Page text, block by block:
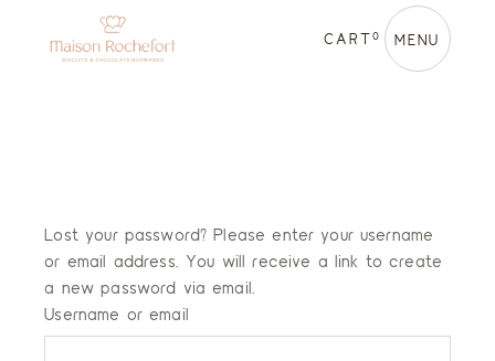
content
CART0 MENU
Lost your password? Please enter your username
or email address. You will receive a link to create
a new password via email.
Username or email